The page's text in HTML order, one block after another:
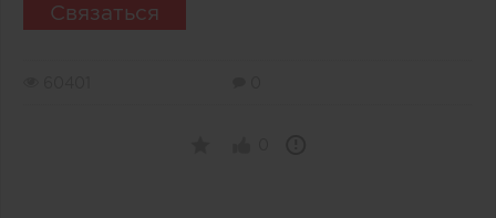
Связаться